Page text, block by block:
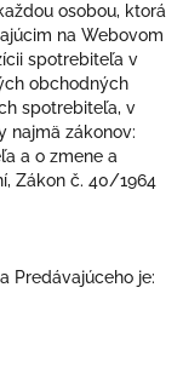
osobou, ktorá
na Webovom
spotrebiteľa v
obchodných
spotrebiteľa, v
najmä zákonov:
a o zmene a
Zákon č. 40/1964
Predávajúceho je: